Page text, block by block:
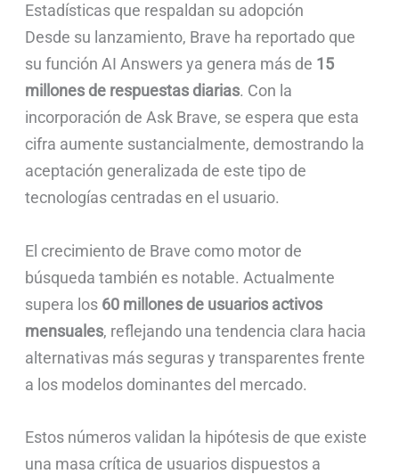
Estadísticas que respaldan su adopción
Desde su lanzamiento, Brave ha reportado que
su función AI Answers ya genera más de 15
millones de respuestas diarias. Con la
incorporación de Ask Brave, se espera que esta
cifra aumente sustancialmente, demostrando la
aceptación generalizada de este tipo de
tecnologías centradas en el usuario.
El crecimiento de Brave como motor de
búsqueda también es notable. Actualmente
supera los 60 millones de usuarios activos
mensuales, reflejando una tendencia clara hacia
alternativas más seguras y transparentes frente
a los modelos dominantes del mercado.
Estos números validan la hipótesis de que existe
una masa crítica de usuarios dispuestos a